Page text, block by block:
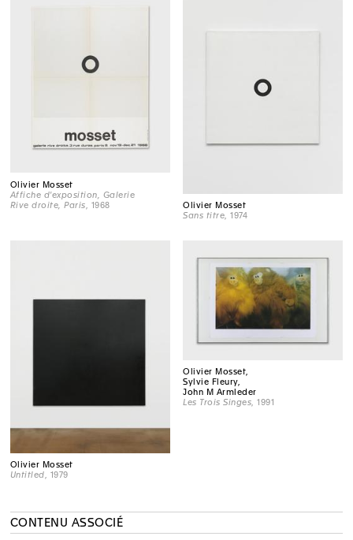
Olivier Mosset
Affiche d'exposition, Galerie
Rive droite, Paris , 1968
Olivier Mosset
Sans titre, 1974
Olivier Mosset
Untitled , 1979
Olivier Mosset,
Sylvie Fleury,
John M Armleder
Les Trois Singes , 1991
CONTENU ASSOCIÉ